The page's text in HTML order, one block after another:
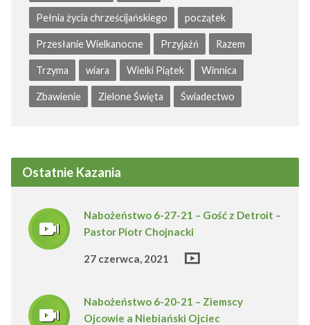
Pełnia życia chrześcijańskiego początek
Przesłanie Wielkanocne Przyjaźń Razem
Trzyma wiara Wielki Piątek Winnica
Zbawienie Zielone Święta Świadectwo
Ostatnie Kazania
Nabożeństwo 6-27-21 – Gość z Detroit –
Pastor Piotr Chojnacki
27 czerwca, 2021
Nabożeństwo 6-20-21 – Ziemscy
Ojcowie a Niebiański Ojciec